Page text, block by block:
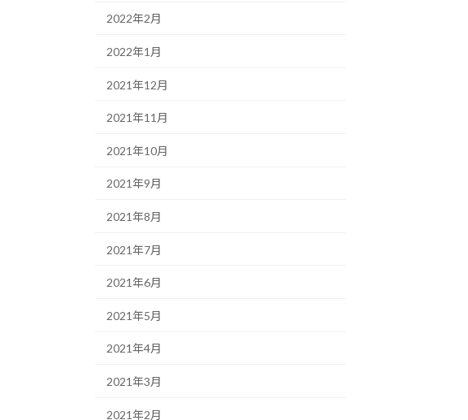
2022年2月
2022年1月
2021年12月
2021年11月
2021年10月
2021年9月
2021年8月
2021年7月
2021年6月
2021年5月
2021年4月
2021年3月
2021年2月